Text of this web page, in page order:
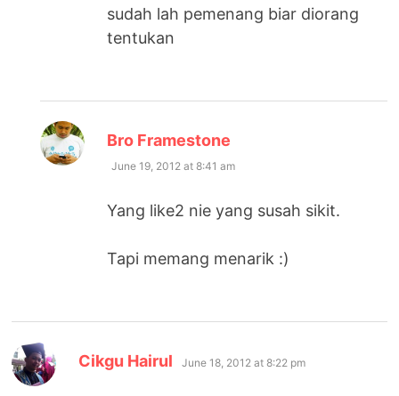
sudah lah pemenang biar diorang
tentukan
Bro Framestone
June 19, 2012 at 8:41 am
Yang like2 nie yang susah sikit.
Tapi memang menarik :)
Cikgu Hairul says:
June 18, 2012 at 8:22 pm